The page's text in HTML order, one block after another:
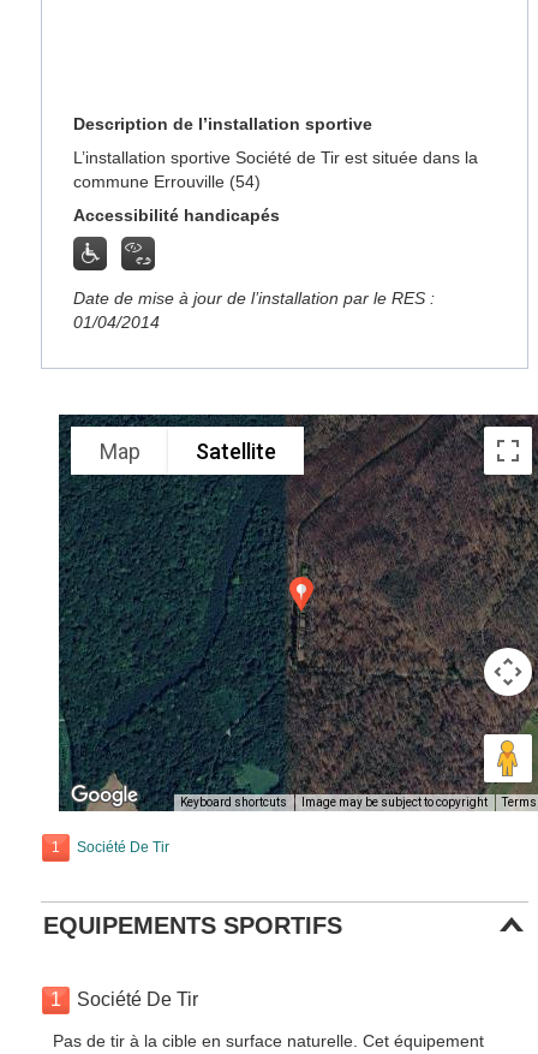
Description de l’installation sportive
L’installation sportive Société de Tir est située dans la
commune Errouville (54)
Accessibilité handicapés
Date de mise à jour de l’installation par le RES :
01/04/2014
Map Satellite
Keyboard shortcuts Image may be subject to copyright Terms
1 Société De Tir
EQUIPEMENTS SPORTIFS
1 Société De Tir
Pas de tir à la cible en surface naturelle. Cet équipement